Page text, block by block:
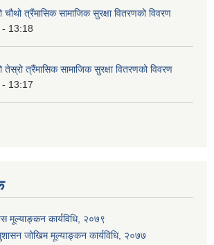
त्रैंमासिक सामाजिक सुरक्षा वितरणको विवरण
13:18
त्रैंमासिक सामाजिक सुरक्षा वितरणको विवरण
13:17
मूल्याङ्कन कार्यविधि, २०७९
जोखिम मूल्याङ्कन कार्यविधि, २०७७